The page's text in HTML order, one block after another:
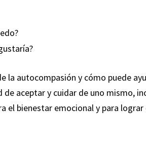
la autocompasión y cómo puede
aceptar y cuidar de uno mismo,
el bienestar emocional y para